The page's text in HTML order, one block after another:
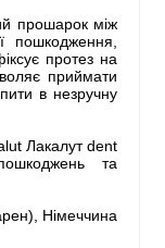
прошарок між
пошкодження,
протез на
приймати
в незручну
Лакалут dent
та
Німеччина